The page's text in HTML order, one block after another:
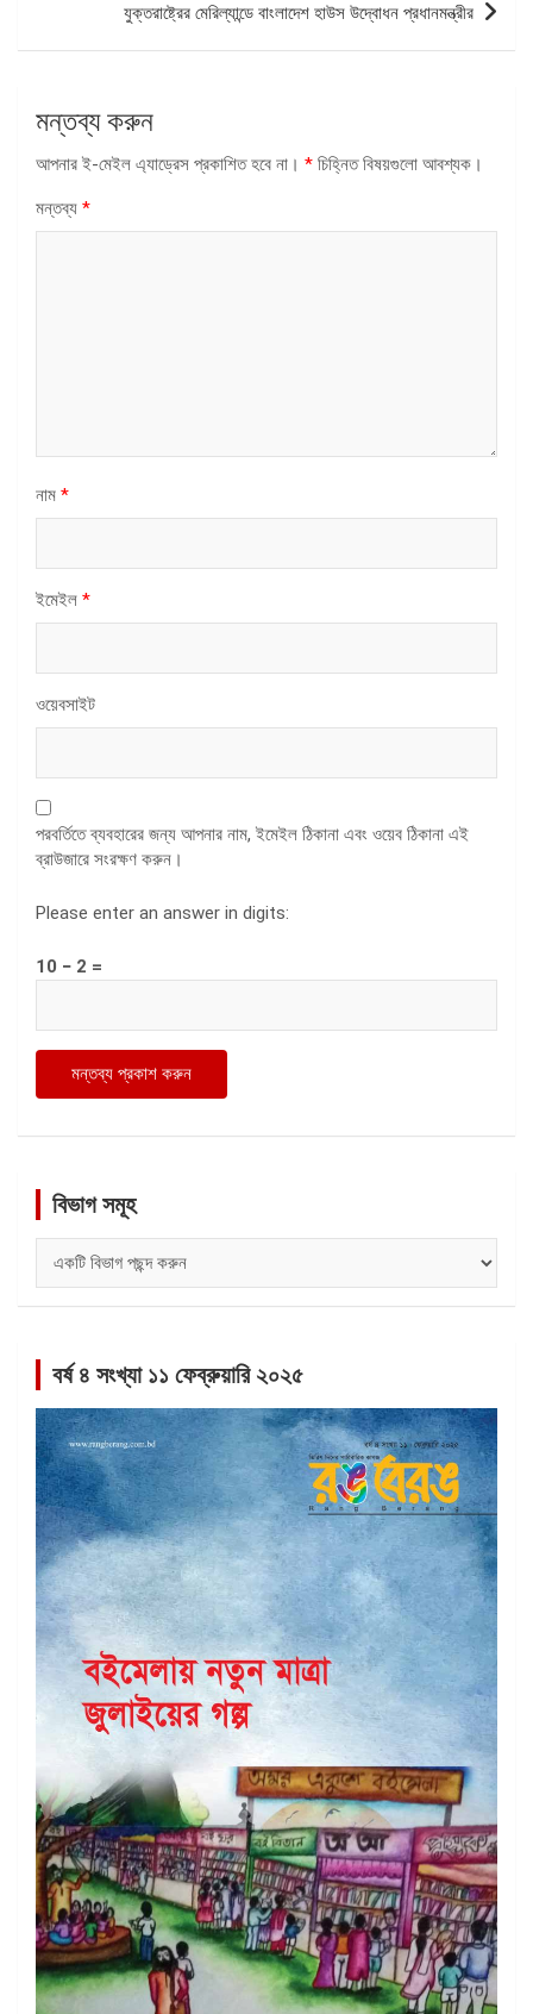
যুক্তরাষ্ট্রের মেরিল্যান্ডে বাংলাদেশ হাউস উদ্বোধন প্রধানমন্ত্রীর
মন্তব্য করুন
আপনার ই-মেইল এ্যাড্রেস প্রকাশিত হবে না। * চিহ্নিত বিষয়গুলো আবশ্যক।
মন্তব্য *
নাম *
ইমেইল *
ওয়েবসাইট
পরবর্তিতে ব্যবহারের জন্য আপনার নাম, ইমেইল ঠিকানা এবং ওয়েব ঠিকানা এই
ব্রাউজারে সংরক্ষণ করুন।
Please enter an answer in digits:
10 − 2 =
বিভাগ সমূহ
সমূহ
বর্ষ ৪ সংখ্যা ১১ ফেব্রুয়ারি ২০২৫